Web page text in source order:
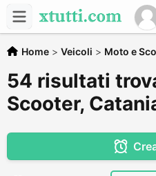
Home > Veicoli > Moto e
54 risultati
Scooter,